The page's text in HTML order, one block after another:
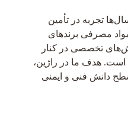
تجربه در تأمین
مصرفی برندهای
تخصصی در کنار
است. هدف ما در راژین،
دانش فنی و ایمنی